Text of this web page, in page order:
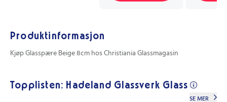
Produktinformasjon
Kjøp Glasspære Beige 8cm hos Christiania Glassmagasin
Topplisten: Hadeland Glassverk Glass
SE MER